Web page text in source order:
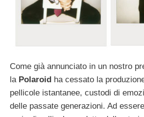
Come già annunciato in un nostro
la Polaroid ha cessato la
pellicole istantanee, custodi di
delle passate generazioni. Ad